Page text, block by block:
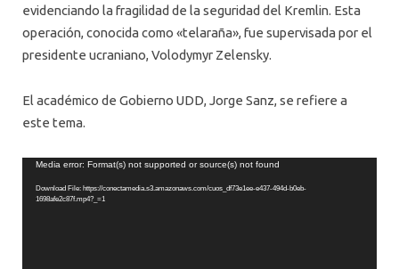
evidenciando la fragilidad de la seguridad del Kremlin. Esta
operación, conocida como «telaraña», fue supervisada por el
presidente ucraniano, Volodymyr Zelensky.
El académico de Gobierno UDD, Jorge Sanz, se refiere a
este tema.
Video
Media error: Format(s) not supported or source(s) not found
Download File: https://conectamedia.s3.amazonaws.com/cuos_df73e1ee-e437-494d-b0eb-
1698afe2c87f.mp4?_=1